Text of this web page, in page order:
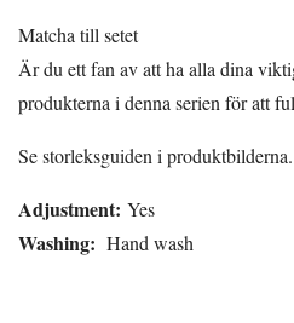
Matcha till setet
Är du ett fan av att ha alla dina
produkterna i denna serien för att
Se storleksguiden i produktbilderna.
Adjustment: Yes
Washing: Hand wash